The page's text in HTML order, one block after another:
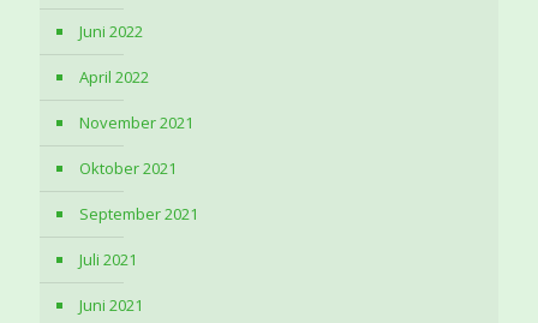
Juni 2022
April 2022
November 2021
Oktober 2021
September 2021
Juli 2021
Juni 2021